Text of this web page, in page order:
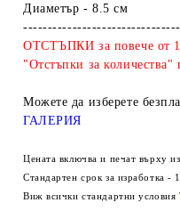
Диаметър - 8.5 см
ОТСТЪПКИ за повече от 1
"Отстъпки за количества"
Можете да изберете
ГАЛЕРИЯ
Цената включва и печат върху
Стандартен срок за изработка -
Виж всички стандартни условия